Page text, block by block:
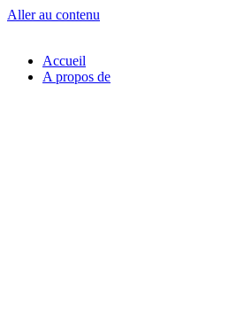
Aller au contenu
Accueil
A propos de